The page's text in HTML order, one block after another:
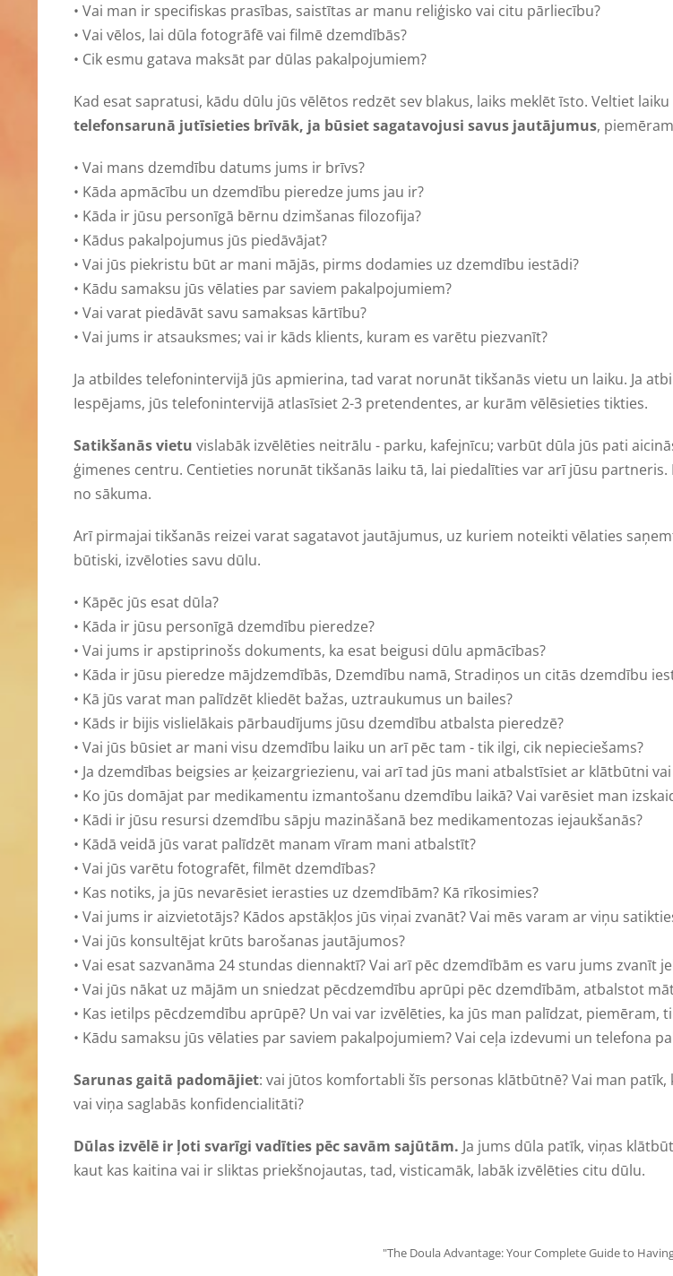
• Vai man ir specifiskas prasības, saistītas ar manu reliģisko vai citu pārliecību?
• Vai vēlos, lai dūla fotogrāfē vai filmē dzemdībās?
• Cik esmu gatava maksāt par dūlas pakalpojumiem?
Kad esat sapratusi, kādu dūlu jūs vēlētos redzēt sev blakus, laiks meklēt īsto. Veltiet
telefonsarunā jutīsieties brīvāk, ja būsiet sagatavojusi savus jautājumus,
• Vai mans dzemdību datums jums ir brīvs?
• Kāda apmācību un dzemdību pieredze jums jau ir?
• Kāda ir jūsu personīgā bērnu dzimšanas filozofija?
• Kādus pakalpojumus jūs piedāvājat?
• Vai jūs piekristu būt ar mani mājās, pirms dodamies uz dzemdību iestādi?
• Kādu samaksu jūs vēlaties par saviem pakalpojumiem?
• Vai varat piedāvāt savu samaksas kārtību?
• Vai jums ir atsauksmes; vai ir kāds klients, kuram es varētu piezvanīt?
Ja atbildes telefonintervijā jūs apmierina, tad varat norunāt tikšanās vietu un laiku. Ja
Iespējams, jūs telefonintervijā atlasīsiet 2-3 pretendentes, ar kurām vēlēsieties tikties.
Satikšanās vietu vislabāk izvēlēties neitrālu - parku, kafejnīcu; varbūt dūla jūs pati
ģimenes centru. Centieties norunāt tikšanās laiku tā, lai piedalīties var arī jūsu
no sākuma.
Arī pirmajai tikšanās reizei varat sagatavot jautājumus, uz kuriem noteikti vēlaties
būtiski, izvēloties savu dūlu.
• Kāpēc jūs esat dūla?
• Kāda ir jūsu personīgā dzemdību pieredze?
• Vai jums ir apstiprinošs dokuments, ka esat beigusi dūlu apmācības?
• Kāda ir jūsu pieredze mājdzemdībās, Dzemdību namā, Stradiņos un citās dzemdību
• Kā jūs varat man palīdzēt kliedēt bažas, uztraukumus un bailes?
• Kāds ir bijis vislielākais pārbaudījums jūsu dzemdību atbalsta pieredzē?
• Vai jūs būsiet ar mani visu dzemdību laiku un arī pēc tam - tik ilgi, cik nepieciešams?
• Ja dzemdības beigsies ar ķeizargriezienu, vai arī tad jūs mani atbalstīsiet ar klātbūtni
• Ko jūs domājat par medikamentu izmantošanu dzemdību laikā? Vai varēsiet man
• Kādi ir jūsu resursi dzemdību sāpju mazināšanā bez medikamentozas iejaukšanās?
• Kādā veidā jūs varat palīdzēt manam vīram mani atbalstīt?
• Vai jūs varētu fotografēt, filmēt dzemdības?
• Kas notiks, ja jūs nevarēsiet ierasties uz dzemdībām? Kā rīkosimies?
• Vai jums ir aizvietotājs? Kādos apstākļos jūs viņai zvanāt? Vai mēs varam ar viņu
• Vai jūs konsultējat krūts barošanas jautājumos?
• Vai esat sazvanāma 24 stundas diennaktī? Vai arī pēc dzemdībām es varu jums zvanīt
• Vai jūs nākat uz mājām un sniedzat pēcdzemdību aprūpi pēc dzemdībām, atbalstot
• Kas ietilps pēcdzemdību aprūpē? Un vai var izvēlēties, ka jūs man palīdzat, piemēram,
• Kādu samaksu jūs vēlaties par saviem pakalpojumiem? Vai ceļa izdevumi un telefona
Sarunas gaitā padomājiet: vai jūtos komfortabli šīs personas klātbūtnē? Vai man
vai viņa saglabās konfidencialitāti?
Dūlas izvēlē ir ļoti svarīgi vadīties pēc savām sajūtām. Ja jums dūla patīk, viņas
kaut kas kaitina vai ir sliktas priekšnojautas, tad, visticamāk, labāk izvēlēties citu dūlu.
"The Doula Advantage: Your Complete Guide to